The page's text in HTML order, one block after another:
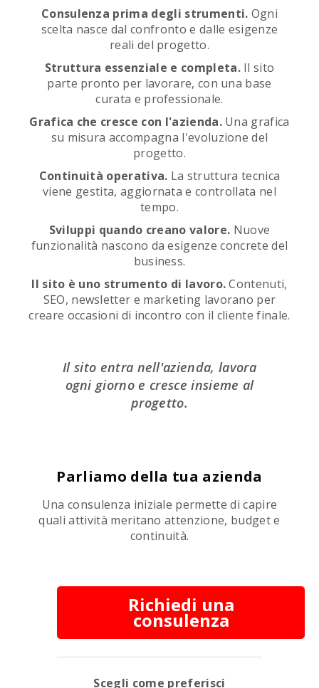
Consulenza prima degli strumenti. Ogni
scelta nasce dal confronto e dalle esigenze
reali del progetto.
Struttura essenziale e completa.Il sito
parte pronto per lavorare, con una base
curata e professionale.
Grafica che cresce con l'azienda.Una grafica
su misura accompagna l'evoluzione del
progetto.
Continuità operativa. La struttura tecnica
viene gestita, aggiornata e controllata nel
tempo.
Sviluppi quando creano valore. Nuove
funzionalità nascono da esigenze concrete del
business.
Il sito è uno strumento di lavoro.Contenuti,
SEO, newsletter e marketing lavorano per
creare occasioni di incontro con il cliente finale.
Il sito entra nell'azienda, lavora
ogni giorno e cresce insieme al
progetto.
Parliamo della tua azienda
Una consulenza iniziale permette di capire
quali attività meritano attenzione, budget e
continuità.
Richiedi una
consulenza
Scegli come preferisci